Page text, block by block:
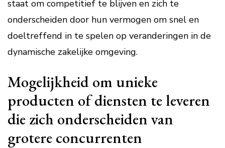
staat om competitief te blijven en zich te
onderscheiden door hun vermogen om snel en
doeltreffend in te spelen op veranderingen in de
dynamische zakelijke omgeving.
Mogelijkheid om unieke
producten of diensten te leveren
die zich onderscheiden van
grotere concurrenten